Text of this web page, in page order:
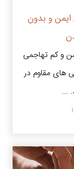
و بدون
و کم‌ تهاجمی
های مقاوم در
...